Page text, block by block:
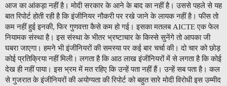
आज का आंकड़ा नहीं है। मोदी सरकार के आने के बाद का नहीं है। उससे पहले से यह
बात रिपोर्ट होती रही है कि इंजीनियर नौकरी पर रखे जाने के लायक नहीं है। फीस तो
कम नहीं हुई इनकी, फिर गुणवत्ता कैसे कम हो गई। इसका मतलब AICTE एक फेल
नियामक संस्था है। इस संस्था के भीतर भ्रष्टाचार के किस्से सुनेंगे तो आपका जी
घबरा जाएगा। हमने भी इंजीनियरों की समस्या पर कई बार चर्चा की। दो चार को छोड़
कोई प्रतिक्रिया नहीं मिली। लगता है कि आठ लाख इंजीनियरों में से लगता है कि कोई
देख ही नहीं पाया। इस भ्रम में मत रहिए कि उन्हें पता नहीं हैं। उन्हें सब पता है। कल
से गुजरात के इंजीनियरों की अयोग्यता की रिपोर्ट को बहुत सारे मोदी विरोधी इस उम्मीद